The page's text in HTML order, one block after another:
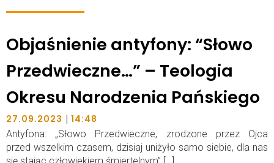
Objaśnienie antyfony: “Słowo
Przedwieczne…” – Teologia
Okresu Narodzenia Pańskiego
27.09.2023 | 14:48
Antyfona: „Słowo Przedwieczne, zrodzone przez Ojca
przed wszelkim czasem, dzisiaj uniżyło samo siebie, dla nas